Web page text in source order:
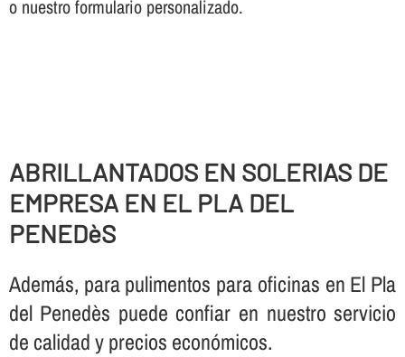
o nuestro formulario personalizado.
ABRILLANTADOS EN SOLERIAS DE
EMPRESA EN EL PLA DEL
PENEDèS
Además, para pulimentos para oficinas en El Pla
del Penedès puede confiar en nuestro servicio
de calidad y precios económicos.